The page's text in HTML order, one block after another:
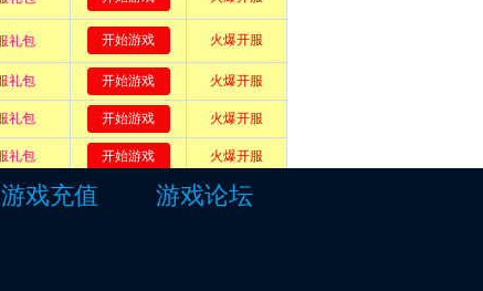
游戏充值 游戏论坛